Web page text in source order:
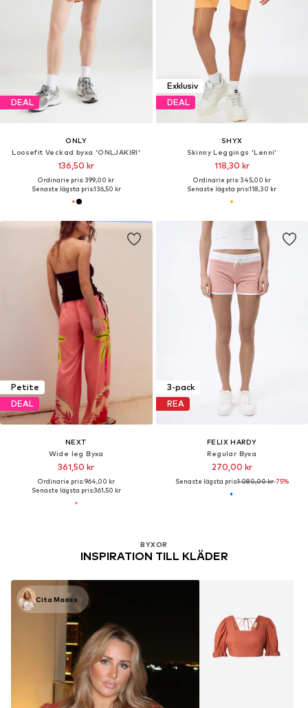
DEAL
ONLY
Loosefit Veckad byxa 'ONLJAKIRI'
136,50 kr
Ordinarie pris: 399,00 kr
Senaste lägsta pris:136,50 kr
Exklusiv
DEAL
SHYX
Skinny Leggings 'Lenni'
118,30 kr
Ordinarie pris: 345,00 kr
Senaste lägsta pris:118,30 kr
Petite
DEAL
NEXT
Wide leg Byxa
361,50 kr
Ordinarie pris: 964,00 kr
Senaste lägsta pris:361,50 kr
BYXOR
INSPIRATION TILL KLÄDER
Cita Maass
3-pack
REA
FELIX HARDY
Regular Byxa
270,00 kr
Senaste lägsta pris:1 080,00 kr-75%